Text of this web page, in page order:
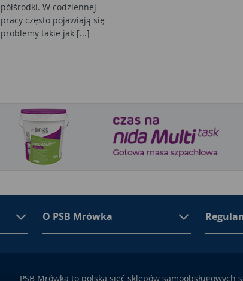
półśrodki. W codziennej
pracy często pojawiają się
problemy takie jak [...]
O PSB Mrówka
PSB Mrówka to polska sieć sklepów samoobsługowych